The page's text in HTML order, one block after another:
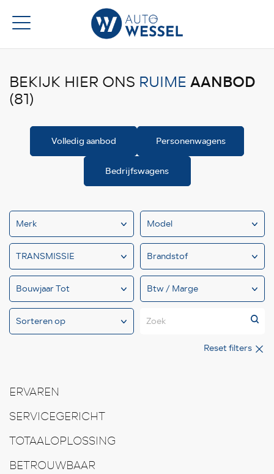
BEKIJK HIER ONS RUIMEAANBOD
(81)
Volledig aanbod Personenwagens
Bedrijfswagens
Zoek
Reset filters
ERVAREN
SERVICEGERICHT
TOTAALOPLOSSING
BETROUWBAAR